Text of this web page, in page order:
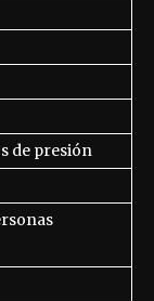
de presión